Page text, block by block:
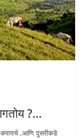
?…
करायचे ,आणि दुसरीकडे